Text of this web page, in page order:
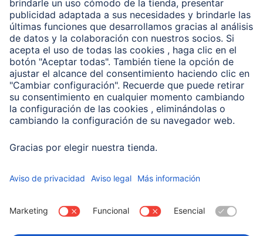
Clientes online
Conviértete en distribuidor
Compañía
Historia de la empresa
Hama en todo el Mundo
Sostenibilidad
Business-Portal